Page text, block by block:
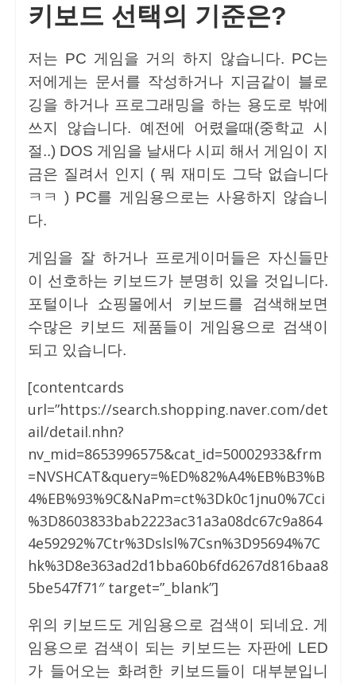
키보드 선택의 기준은?
저는 PC 게임을 거의 하지 않습니다. PC는
저에게는 문서를 작성하거나 지금같이 블로
깅을 하거나 프로그래밍을 하는 용도로 밖에
쓰지 않습니다. 예전에 어렸을때(중학교 시
절..) DOS 게임을 날새다 시피 해서 게임이 지
금은 질려서 인지 ( 뭐 재미도 그닥 없습니다
ㅋㅋ ) PC를 게임용으로는 사용하지 않습니
다.
게임을 잘 하거나 프로게이머들은 자신들만
이 선호하는 키보드가 분명히 있을 것입니다.
포털이나 쇼핑몰에서 키보드를 검색해보면
수많은 키보드 제품들이 게임용으로 검색이
되고 있습니다.
[contentcards
url=”https://search.shopping.naver.com/det
ail/detail.nhn?
nv_mid=8653996575&cat_id=50002933&frm
=NVSHCAT&query=%ED%82%A4%EB%B3%B
4%EB%93%9C&NaPm=ct%3Dk0c1jnu0%7Cci
%3D8603833bab2223ac31a3a08dc67c9a864
4e59292%7Ctr%3Dslsl%7Csn%3D95694%7C
hk%3D8e363ad2d1bba60b6fd6267d816baa8
5be547f71″ target=”_blank”]
위의 키보드도 게임용으로 검색이 되네요. 게
임용으로 검색이 되는 키보드는 자판에 LED
가 들어오는 화려한 키보드들이 대부분입니